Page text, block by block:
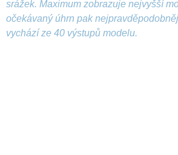
srážek. Maximum zobrazuje nejvyšší
očekávaný úhrn pak
vychází ze 40 výstupů modelu.